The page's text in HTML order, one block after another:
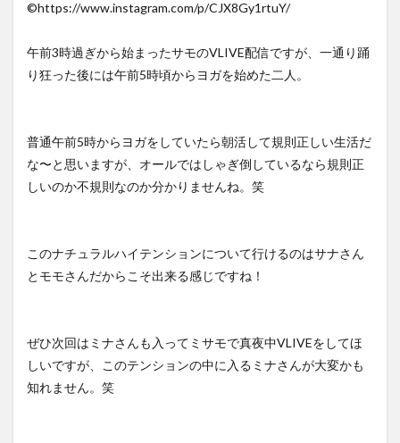
©︎https://www.instagram.com/p/CJX8Gy1rtuY/
午前3時過ぎから始まったサモのVLIVE配信ですが、一通り踊
り狂った後には午前5時頃からヨガを始めた二人。
普通午前5時からヨガをしていたら朝活して規則正しい生活だ
な〜と思いますが、オールではしゃぎ倒しているなら規則正
しいのか不規則なのか分かりませんね。笑
このナチュラルハイテンションについて行けるのはサナさん
とモモさんだからこそ出来る感じですね！
ぜひ次回はミナさんも入ってミサモで真夜中VLIVEをしてほ
しいですが、このテンションの中に入るミナさんが大変かも
知れません。笑